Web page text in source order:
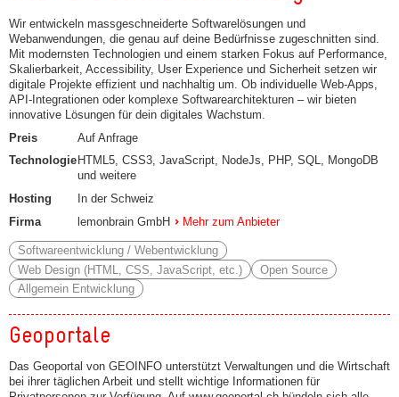
Wir entwickeln massgeschneiderte Softwarelösungen und
Webanwendungen, die genau auf deine Bedürfnisse zugeschnitten sind.
Mit modernsten Technologien und einem starken Fokus auf Performance,
Skalierbarkeit, Accessibility, User Experience und Sicherheit setzen wir
digitale Projekte effizient und nachhaltig um. Ob individuelle Web-Apps,
API-Integrationen oder komplexe Softwarearchitekturen – wir bieten
innovative Lösungen für dein digitales Wachstum.
Preis
Auf Anfrage
Technologie HTML5, CSS3, JavaScript, NodeJs, PHP, SQL, MongoDB
und weitere
Hosting
In der Schweiz
Firma
lemonbrain GmbH Mehr zum Anbieter
Softwareentwicklung / Webentwicklung
Web Design (HTML, CSS, JavaScript, etc.)
Open Source
Allgemein Entwicklung
Geoportale
Das Geoportal von GEOINFO unterstützt Verwaltungen und die Wirtschaft
bei ihrer täglichen Arbeit und stellt wichtige Informationen für